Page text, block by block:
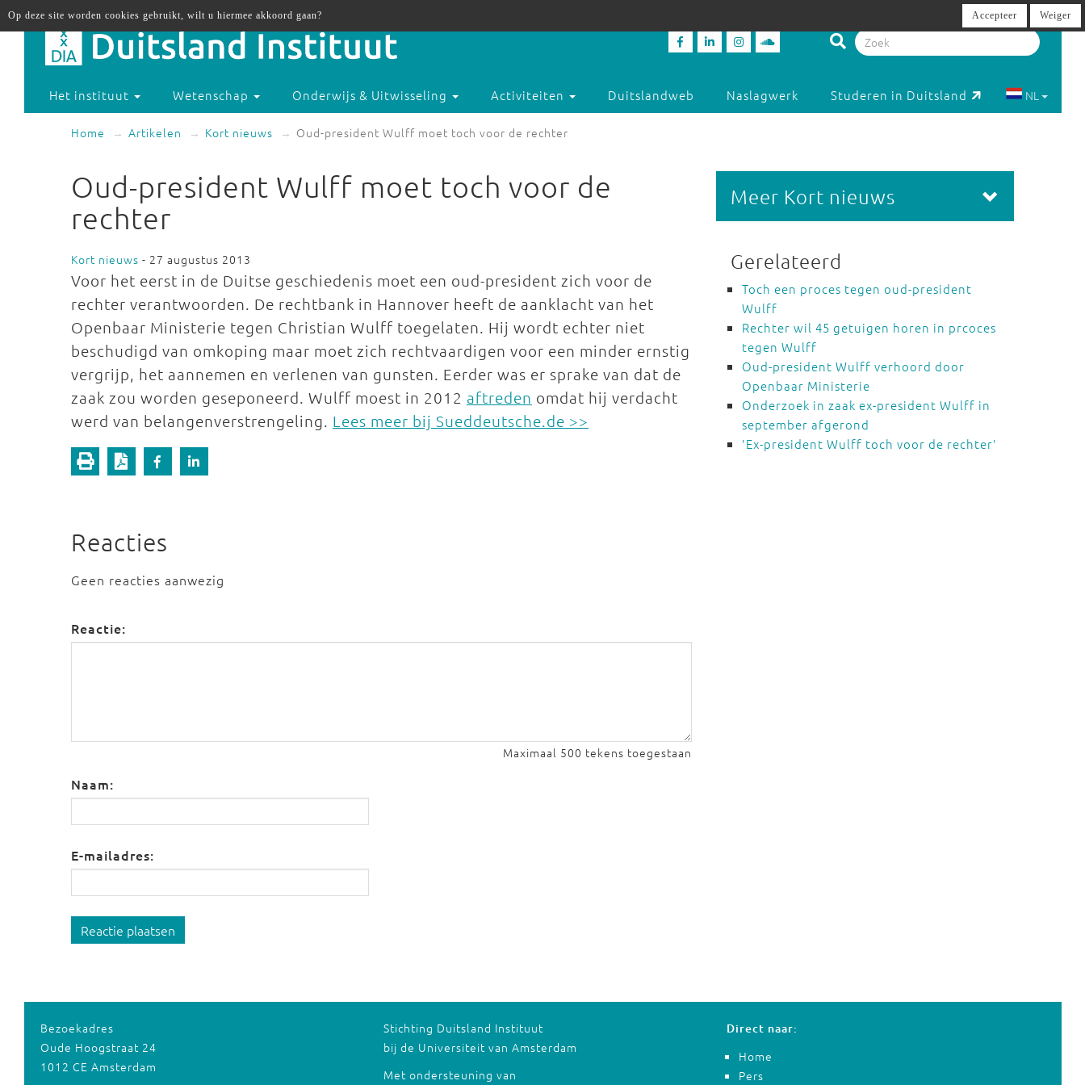
Het instituut Wetenschap Onderwijs & Uitwisseling Activiteiten Duitslandweb Naslagwerk Studeren in Duitsland NL
Home Artikelen Kort nieuws Oud-president Wulff moet toch voor de rechter
Oud-president Wulff moet toch voor de
rechter
Kort nieuws - 27 augustus 2013
Voor het eerst in de Duitse geschiedenis moet een oud-president zich voor de
rechter verantwoorden. De rechtbank in Hannover heeft de aanklacht van het
Openbaar Ministerie tegen Christian Wulff toegelaten. Hij wordt echter niet
beschudigd van omkoping maar moet zich rechtvaardigen voor een minder ernstig
vergrijp, het aannemen en verlenen van gunsten. Eerder was er sprake van dat de
zaak zou worden geseponeerd. Wulff moest in 2012 aftreden omdat hij verdacht
werd van belangenverstrengeling. Lees meer bij Sueddeutsche.de >>
Reacties
Geen reacties aanwezig
Reactie:
Maximaal 500 tekens toegestaan
Naam:
E-mailadres:
Reactie plaatsen
Meer Kort nieuws
Gerelateerd
Toch een proces tegen oud-president
Wulff
Rechter wil 45 getuigen horen in prcoces
tegen Wulff
Oud-president Wulff verhoord door
Openbaar Ministerie
Onderzoek in zaak ex-president Wulff in
september afgerond
'Ex-president Wulff toch voor de rechter'
Bezoekadres
Oude Hoogstraat 24
1012 CE Amsterdam
Stichting Duitsland Instituut
bij de Universiteit van Amsterdam
Met ondersteuning van
Direct naar:
Home
Pers
Op deze site worden cookies gebruikt, wilt u hiermee akkoord gaan? Accepteer Weiger